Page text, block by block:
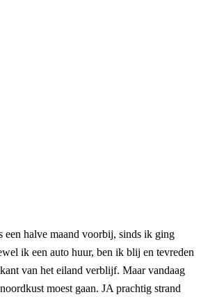
een halve maand voorbij, sinds ik ging
ik een auto huur, ben ik blij en tevreden
van het eiland verblijf. Maar vandaag
moest gaan. JA prachtig strand